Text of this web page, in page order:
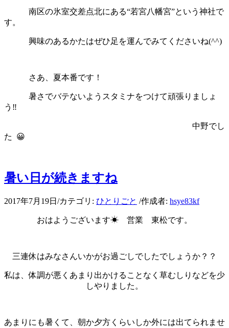
南区の氷室交差点北にある“若宮八幡宮”という神社で
す。
興味のあるかたはぜひ足を運んでみてくださいね(^^)
さあ、夏本番です！
暑さでバテないようスタミナをつけて頑張りましょ
う‼
中野でし
た 😀
暑い日が続きますね
2017年7月19日 /カテゴリ: ひとりごと /作成者: hsye83kf
おはようございます☀ 営業 東松です。
三連休はみなさんいかがお過ごしでしたでしょうか？？
私は、体調が悪くあまり出かけることなく草むしりなどを少
しやりました。
あまりにも暑くて、朝か夕方くらいしか外には出てられませ